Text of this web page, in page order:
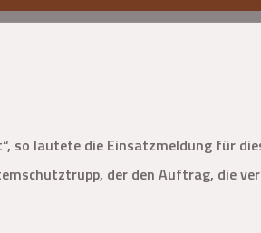
so lautete die Einsatzmeldung für
der den Auftrag, die